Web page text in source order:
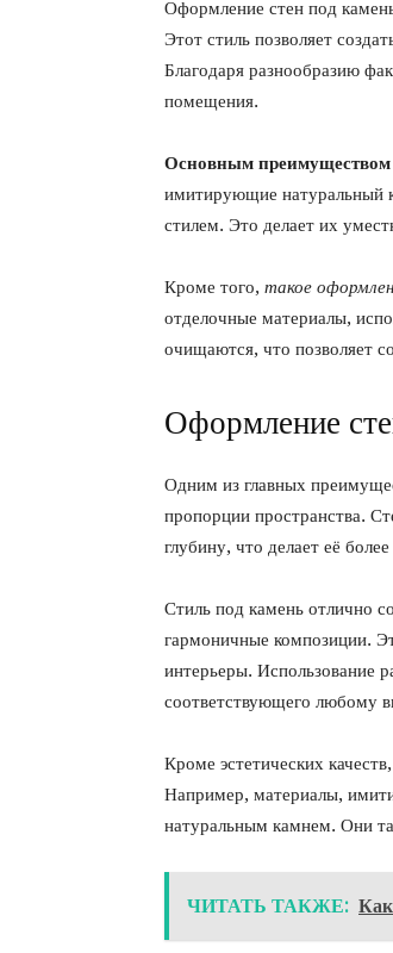
Оформление стен под
Этот стиль позволяет
Благодаря разнообразию
помещения.
Основным преимуществом
имитирующие натуральный
стилем. Это делает их
Кроме того, такое
отделочные материалы,
очищаются, что позволяет
Оформление
Одним из главных
пропорции пространства.
глубину, что делает её
Стиль под камень отлично
гармоничные композиции.
интерьеры. Использование
соответствующего любому
Кроме эстетических
Например, материалы,
натуральным камнем. Они
ЧИТАТЬ ТАКЖЕ: